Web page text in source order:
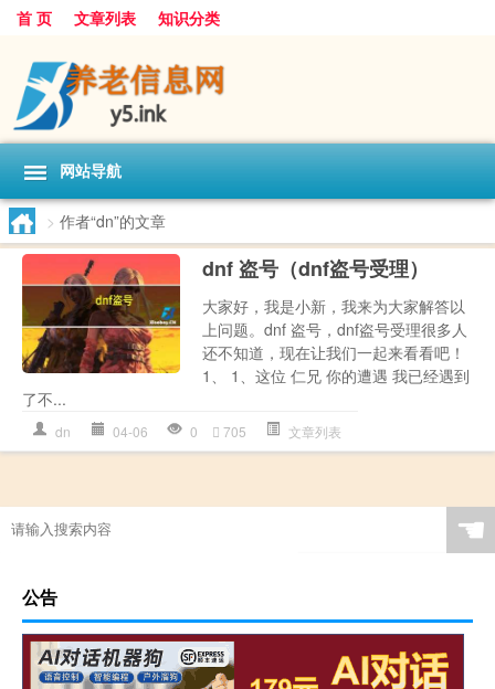
首 页 文章列表 知识分类
网站导航
> 作者“dn”的文章
dnf 盗号（dnf盗号受理）
大家好，我是小新，我来为大家解答以
上问题。dnf 盗号，dnf盗号受理很多人
还不知道，现在让我们一起来看看吧！
1、 1、这位 仁兄 你的遭遇 我已经遇到
了不...
dn 04-06 0 705 文章列表
☚
公告